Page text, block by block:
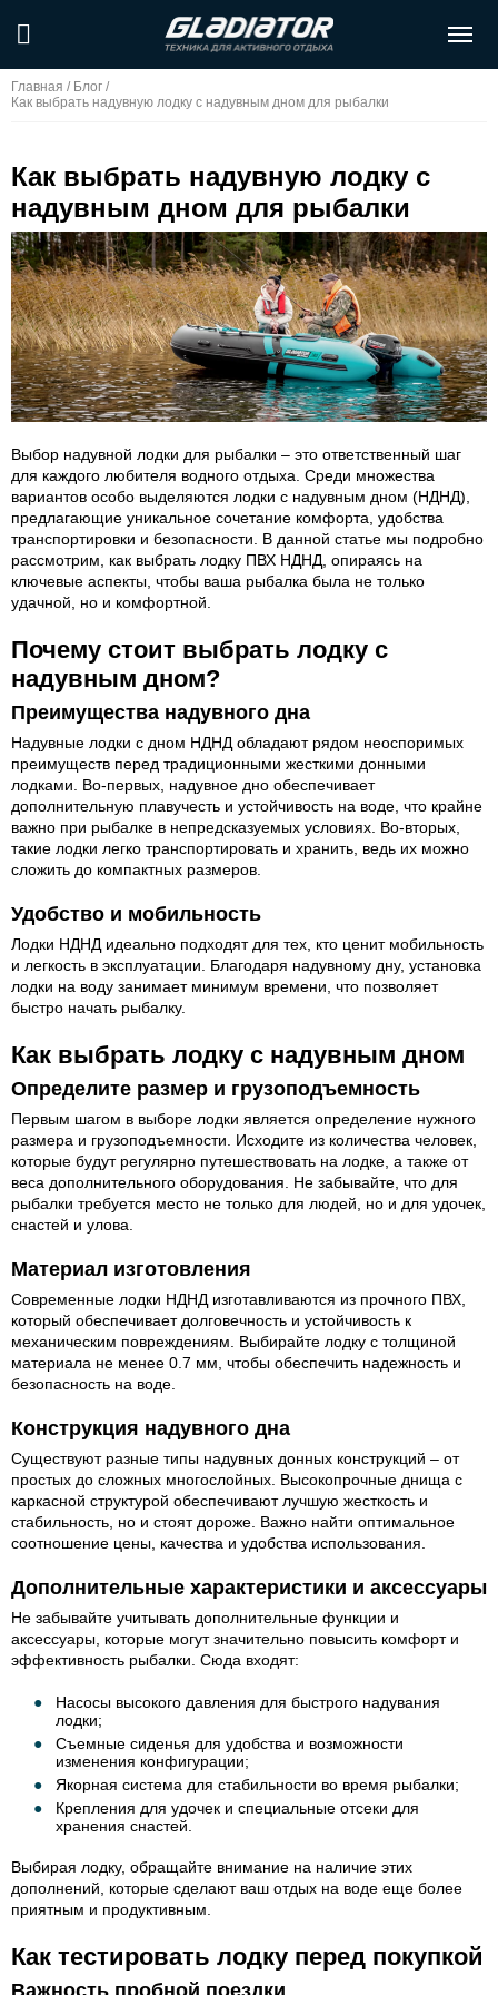
Главная / Блог /
Как выбрать надувную лодку с надувным дном для рыбалки
Как выбрать надувную лодку с
надувным дном для рыбалки
Выбор надувной лодки для рыбалки – это ответственный шаг
для каждого любителя водного отдыха. Среди множества
вариантов особо выделяются лодки с надувным дном (НДНД),
предлагающие уникальное сочетание комфорта, удобства
транспортировки и безопасности. В данной статье мы подробно
рассмотрим, как выбрать лодку ПВХ НДНД, опираясь на
ключевые аспекты, чтобы ваша рыбалка была не только
удачной, но и комфортной.
Почему стоит выбрать лодку с
надувным дном?
Преимущества надувного дна
Надувные лодки с дном НДНД обладают рядом неоспоримых
преимуществ перед традиционными жесткими донными
лодками. Во-первых, надувное дно обеспечивает
дополнительную плавучесть и устойчивость на воде, что крайне
важно при рыбалке в непредсказуемых условиях. Во-вторых,
такие лодки легко транспортировать и хранить, ведь их можно
сложить до компактных размеров.
Удобство и мобильность
Лодки НДНД идеально подходят для тех, кто ценит мобильность
и легкость в эксплуатации. Благодаря надувному дну, установка
лодки на воду занимает минимум времени, что позволяет
быстро начать рыбалку.
Как выбрать лодку с надувным дном
Определите размер и грузоподъемность
Первым шагом в выборе лодки является определение нужного
размера и грузоподъемности. Исходите из количества человек,
которые будут регулярно путешествовать на лодке, а также от
веса дополнительного оборудования. Не забывайте, что для
рыбалки требуется место не только для людей, но и для удочек,
снастей и улова.
Материал изготовления
Современные лодки НДНД изготавливаются из прочного ПВХ,
который обеспечивает долговечность и устойчивость к
механическим повреждениям. Выбирайте лодку с толщиной
материала не менее 0.7 мм, чтобы обеспечить надежность и
безопасность на воде.
Конструкция надувного дна
Существуют разные типы надувных донных конструкций – от
простых до сложных многослойных. Высокопрочные днища с
каркасной структурой обеспечивают лучшую жесткость и
стабильность, но и стоят дороже. Важно найти оптимальное
соотношение цены, качества и удобства использования.
Дополнительные характеристики и аксессуары
Не забывайте учитывать дополнительные функции и
аксессуары, которые могут значительно повысить комфорт и
эффективность рыбалки. Сюда входят:
Насосы высокого давления для быстрого надувания
лодки;
Съемные сиденья для удобства и возможности
изменения конфигурации;
Якорная система для стабильности во время рыбалки;
Крепления для удочек и специальные отсеки для
хранения снастей.
Выбирая лодку, обращайте внимание на наличие этих
дополнений, которые сделают ваш отдых на воде еще более
приятным и продуктивным.
Как тестировать лодку перед покупкой